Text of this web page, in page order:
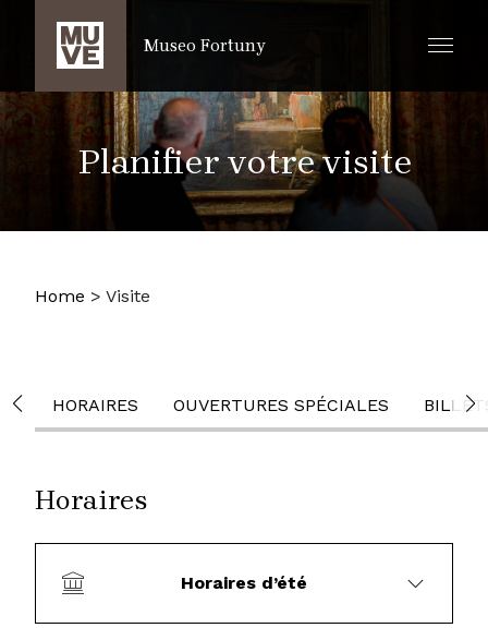
PASSER AU CONTENU PRINCIPAL
Museo Fortuny
Planifier votre visite
Home > Visite
HORAIRES OUVERTURES SPÉCIALES
Horaires
Horaires d’été